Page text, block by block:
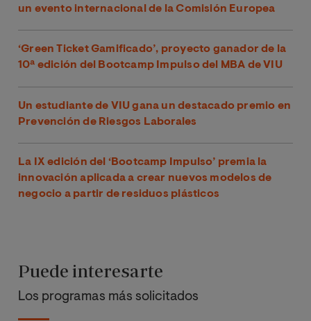
un evento internacional de la Comisión Europea
‘Green Ticket Gamificado’, proyecto ganador de la
10ª edición del Bootcamp Impulso del MBA de VIU
Un estudiante de VIU gana un destacado premio en
Prevención de Riesgos Laborales
La IX edición del ‘Bootcamp Impulso’ premia la
innovación aplicada a crear nuevos modelos de
negocio a partir de residuos plásticos
Puede interesarte
Los programas más solicitados